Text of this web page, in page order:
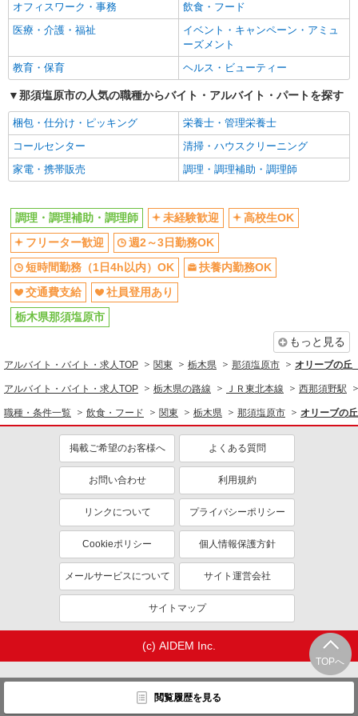
交通費支給
社員登用あり
同じ職種から求人を探す
飲食・フード
調理・調理補助・調理師
同じ特徴から求人を探す
未経験歓迎
高校生OK
週2～3日勤務OK
短時間勤務（1日4h以内）OK
社員登用あり
オフィスワーク・事務
飲食・フード
医療・介護・福祉
イベント・キャンペーン・アミュ
ーズメント
教育・保育
ヘルス・ビューティー
那須塩原市の人気の職種からバイト・アルバイト・パートを探す
梱包・仕分け・ピッキング
栄養士・管理栄養士
コールセンター
清掃・ハウスクリーニング
家電・携帯販売
調理・調理補助・調理師
TOPへ
閲覧履歴を見る
調理・調理補助・調理師 未経験歓迎
高校生OK
フリーター歓迎
週2～3日勤務OK
短時間勤務（1日4h以内）OK
扶養内勤務OK
交通費支給
社員登用あり
栃木県那須塩原市
もっと見る
アルバイト・バイト・求人TOP 関東 栃木県 那須塩原市 オリーブの丘
アルバイト・バイト・求人TOP 栃木県の路線 ＪＲ東北本線 西那須野駅
職種・条件一覧 飲食・フード 関東 栃木県 那須塩原市 オリーブの
掲載ご希望のお客様へ よくある質問
お問い合わせ 利用規約
リンクについて プライバシーポリシー
Cookieポリシー 個人情報保護方針
メールサービスについて サイト運営会社
サイトマップ
(c) AIDEM Inc.